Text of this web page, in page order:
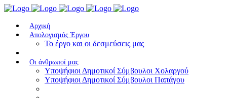
Αρχική
Απολογισμός Έργου
To έργο και οι δεσμεύσεις μας
Οι άνθρωποί μας
Υποψήφιοι Δημοτικοί Σύμβουλοι Χολαργού
Υποψήφιοι Δημοτικοί Σύμβουλοι Παπάγου